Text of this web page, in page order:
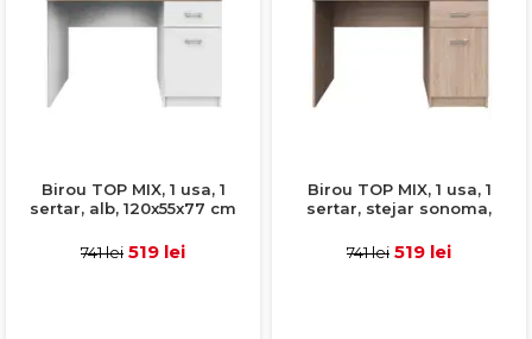
Birou TOP MIX, 1 usa, 1
sertar, alb, 120x55x77 cm
741 lei 519 lei
Birou TOP MIX, 1 usa, 1
sertar, stejar sonoma,
741 lei 519 lei